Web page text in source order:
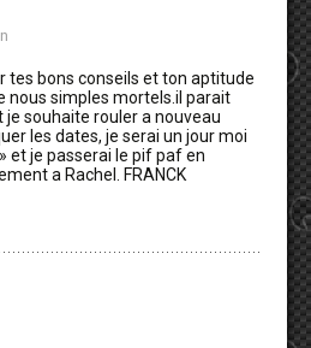
tes bons conseils et ton aptitude
nous simples mortels.il parait
je souhaite rouler a nouveau
les dates, je serai un jour moi
et je passerai le pif paf en
a Rachel. FRANCK